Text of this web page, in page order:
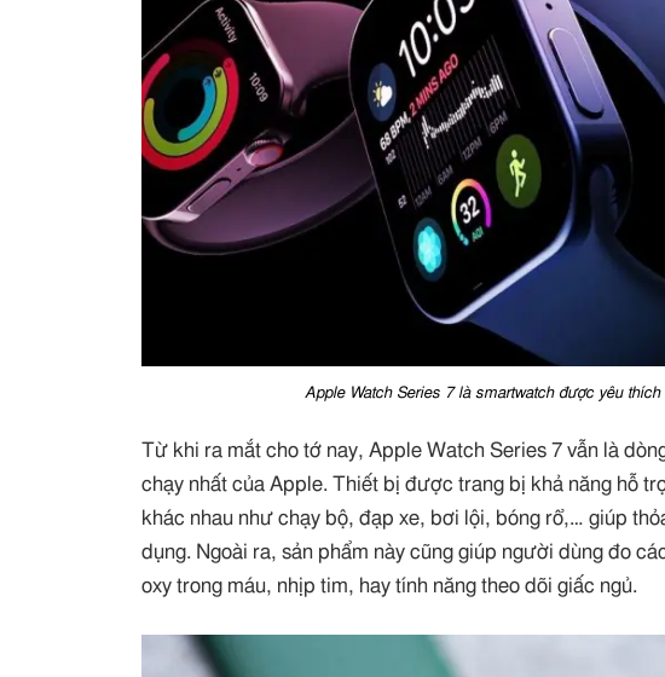
Apple Watch Series 7 là smartwatch được yêu thích
Từ khi ra mắt cho tớ nay, Apple Watch Series 7 vẫn là
chạy nhất của Apple. Thiết bị được trang bị khả năng hỗ
khác nhau như chạy bộ, đạp xe, bơi lội, bóng rổ,… giúp
dụng. Ngoài ra, sản phẩm này cũng giúp người dùng đo
oxy trong máu, nhịp tim, hay tính năng theo dõi giấc ngủ.